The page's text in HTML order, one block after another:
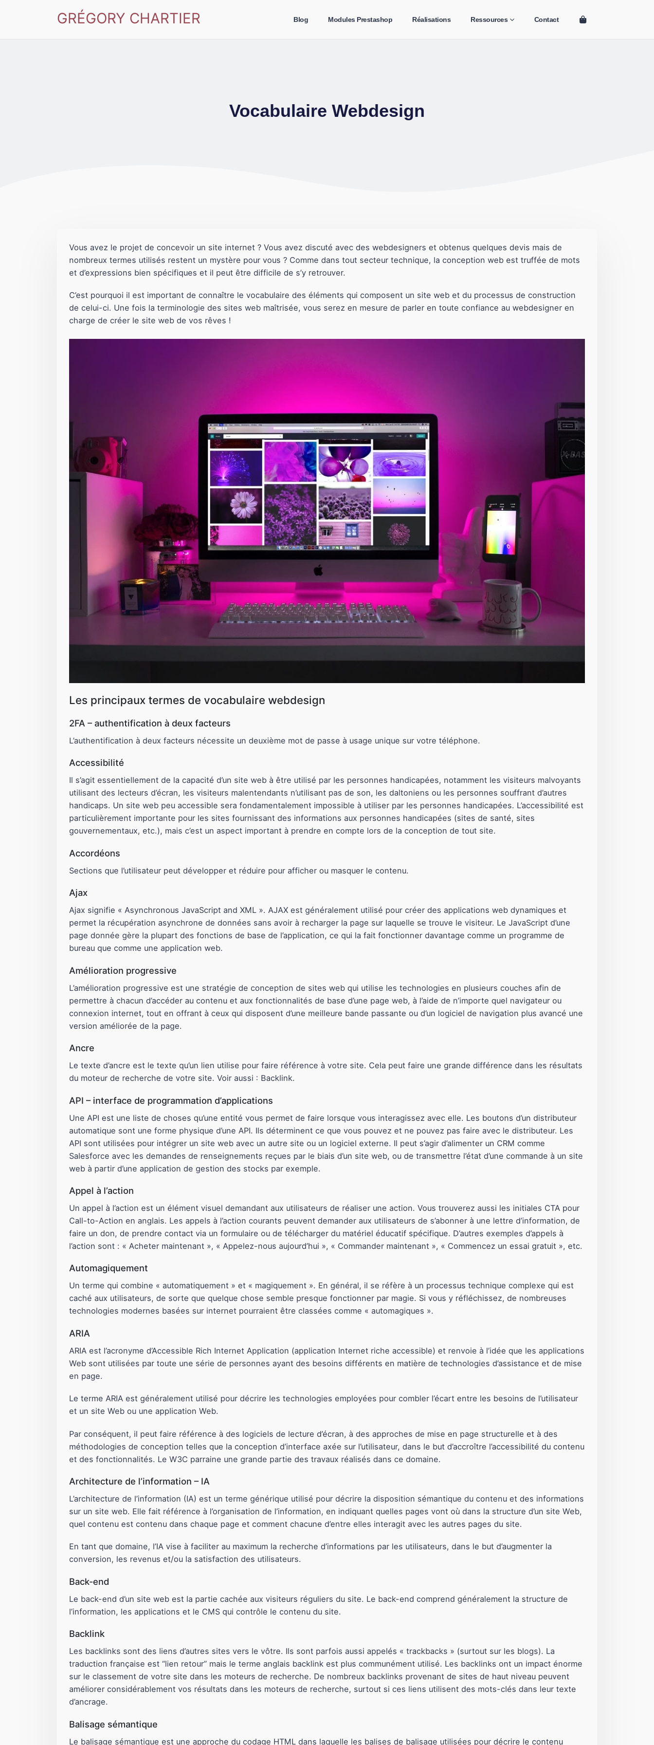
GRÉGORY CHARTIER Blog Modules Prestashop Réalisations Ressources Contact
Vocabulaire Webdesign
Vous avez le projet de concevoir un site internet ? Vous avez discuté avec des webdesigners et obtenus quelques devis mais de
nombreux termes utilisés restent un mystère pour vous ? Comme dans tout secteur technique, la conception web est truffée de mots
et d’expressions bien spécifiques et il peut être difficile de s’y retrouver.
C’est pourquoi il est important de connaître le vocabulaire des éléments qui composent un site web et du processus de construction
de celui-ci. Une fois la terminologie des sites web maîtrisée, vous serez en mesure de parler en toute confiance au webdesigner en
charge de créer le site web de vos rêves !
Les principaux termes de vocabulaire webdesign
2FA – authentification à deux facteurs
L’authentification à deux facteurs nécessite un deuxième mot de passe à usage unique sur votre téléphone.
Accessibilité
Il s’agit essentiellement de la capacité d’un site web à être utilisé par les personnes handicapées, notamment les visiteurs malvoyants
utilisant des lecteurs d’écran, les visiteurs malentendants n’utilisant pas de son, les daltoniens ou les personnes souffrant d’autres
handicaps. Un site web peu accessible sera fondamentalement impossible à utiliser par les personnes handicapées. L’accessibilité est
particulièrement importante pour les sites fournissant des informations aux personnes handicapées (sites de santé, sites
gouvernementaux, etc.), mais c’est un aspect important à prendre en compte lors de la conception de tout site.
Accordéons
Sections que l’utilisateur peut développer et réduire pour afficher ou masquer le contenu.
Ajax
Ajax signifie « Asynchronous JavaScript and XML ». AJAX est généralement utilisé pour créer des applications web dynamiques et
permet la récupération asynchrone de données sans avoir à recharger la page sur laquelle se trouve le visiteur. Le JavaScript d’une
page donnée gère la plupart des fonctions de base de l’application, ce qui la fait fonctionner davantage comme un programme de
bureau que comme une application web.
Amélioration progressive
L’amélioration progressive est une stratégie de conception de sites web qui utilise les technologies en plusieurs couches afin de
permettre à chacun d’accéder au contenu et aux fonctionnalités de base d’une page web, à l’aide de n’importe quel navigateur ou
connexion internet, tout en offrant à ceux qui disposent d’une meilleure bande passante ou d’un logiciel de navigation plus avancé une
version améliorée de la page.
Ancre
Le texte d’ancre est le texte qu’un lien utilise pour faire référence à votre site. Cela peut faire une grande différence dans les résultats
du moteur de recherche de votre site. Voir aussi : Backlink.
API – interface de programmation d’applications
Une API est une liste de choses qu’une entité vous permet de faire lorsque vous interagissez avec elle. Les boutons d’un distributeur
automatique sont une forme physique d’une API. Ils déterminent ce que vous pouvez et ne pouvez pas faire avec le distributeur. Les
API sont utilisées pour intégrer un site web avec un autre site ou un logiciel externe. Il peut s’agir d’alimenter un CRM comme
Salesforce avec les demandes de renseignements reçues par le biais d’un site web, ou de transmettre l’état d’une commande à un site
web à partir d’une application de gestion des stocks par exemple.
Appel à l’action
Un appel à l’action est un élément visuel demandant aux utilisateurs de réaliser une action. Vous trouverez aussi les initiales CTA pour
Call-to-Action en anglais. Les appels à l’action courants peuvent demander aux utilisateurs de s’abonner à une lettre d’information, de
faire un don, de prendre contact via un formulaire ou de télécharger du matériel éducatif spécifique. D’autres exemples d’appels à
l’action sont : « Acheter maintenant », « Appelez-nous aujourd’hui », « Commander maintenant », « Commencez un essai gratuit », etc.
Automagiquement
Un terme qui combine « automatiquement » et « magiquement ». En général, il se réfère à un processus technique complexe qui est
caché aux utilisateurs, de sorte que quelque chose semble presque fonctionner par magie. Si vous y réfléchissez, de nombreuses
technologies modernes basées sur internet pourraient être classées comme « automagiques ».
ARIA
ARIA est l’acronyme d’Accessible Rich Internet Application (application Internet riche accessible) et renvoie à l’idée que les applications
Web sont utilisées par toute une série de personnes ayant des besoins différents en matière de technologies d’assistance et de mise
en page.
Le terme ARIA est généralement utilisé pour décrire les technologies employées pour combler l’écart entre les besoins de l’utilisateur
et un site Web ou une application Web.
Par conséquent, il peut faire référence à des logiciels de lecture d’écran, à des approches de mise en page structurelle et à des
méthodologies de conception telles que la conception d’interface axée sur l’utilisateur, dans le but d’accroître l’accessibilité du contenu
et des fonctionnalités. Le W3C parraine une grande partie des travaux réalisés dans ce domaine.
Architecture de l’information – IA
L’architecture de l’information (IA) est un terme générique utilisé pour décrire la disposition sémantique du contenu et des informations
sur un site web. Elle fait référence à l’organisation de l’information, en indiquant quelles pages vont où dans la structure d’un site Web,
quel contenu est contenu dans chaque page et comment chacune d’entre elles interagit avec les autres pages du site.
En tant que domaine, l’IA vise à faciliter au maximum la recherche d’informations par les utilisateurs, dans le but d’augmenter la
conversion, les revenus et/ou la satisfaction des utilisateurs.
Back-end
Le back-end d’un site web est la partie cachée aux visiteurs réguliers du site. Le back-end comprend généralement la structure de
l’information, les applications et le CMS qui contrôle le contenu du site.
Backlink
Les backlinks sont des liens d’autres sites vers le vôtre. Ils sont parfois aussi appelés « trackbacks » (surtout sur les blogs). La
traduction française est “lien retour” mais le terme anglais backlink est plus communément utilisé. Les backlinks ont un impact énorme
sur le classement de votre site dans les moteurs de recherche. De nombreux backlinks provenant de sites de haut niveau peuvent
améliorer considérablement vos résultats dans les moteurs de recherche, surtout si ces liens utilisent des mots-clés dans leur texte
d’ancrage.
Balisage sémantique
Le balisage sémantique est une approche du codage HTML dans laquelle les balises de balisage utilisées pour décrire le contenu